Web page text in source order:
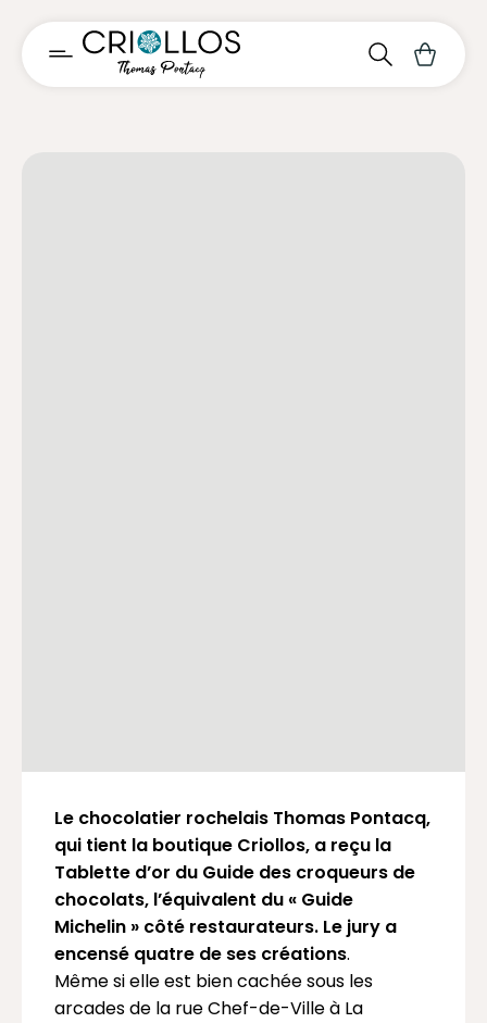
Le chocolatier rochelais Thomas Pontacq,
qui tient la boutique Criollos, a reçu la
Tablette d’or du Guide des croqueurs de
chocolats, l’équivalent du « Guide
Michelin » côté restaurateurs. Le jury a
encensé quatre de ses créations.
Même si elle est bien cachée sous les
arcades de la rue Chef-de-Ville à La